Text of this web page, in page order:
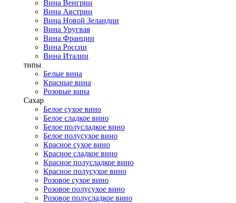
Вина Венгрии
Вина Австрии
Вина Новой Зеландии
Вина Уругвая
Вина Франции
Вина России
Вина Италии
типы
Белые вина
Красные вина
Розовые вина
Сахар
Белое сухое вино
Белое сладкое вино
Белое полусладкое вино
Белое полусухое вино
Красное сухое вино
Красное сладкое вино
Красное полусладкое вино
Красное полусухое вино
Розовое сухое вино
Розовое полусухое вино
Розовое полусладкое вино